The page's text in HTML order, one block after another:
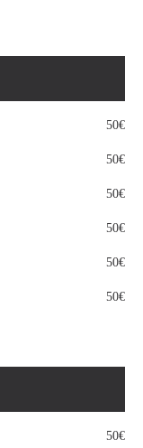
50€
50€
50€
50€
50€
50€
50€